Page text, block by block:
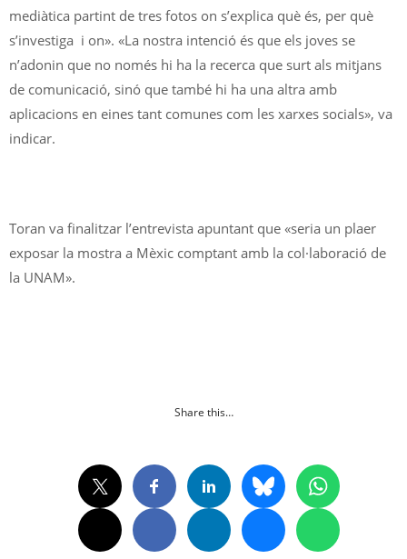
mediàtica partint de tres fotos on s’explica què és, per què
s’investiga i on». «La nostra intenció és que els joves se
n’adonin que no només hi ha la recerca que surt als mitjans
de comunicació, sinó que també hi ha una altra amb
aplicacions en eines tant comunes com les xarxes socials», va
indicar.
Toran va finalitzar l’entrevista apuntant que «seria un plaer
exposar la mostra a Mèxic comptant amb la col·laboració de
la UNAM».
Share this…